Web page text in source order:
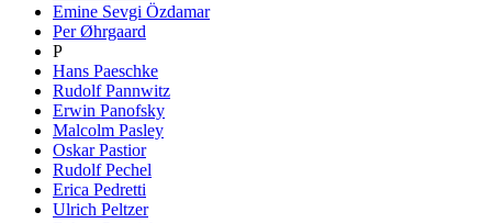
Emine Sevgi Özdamar
Per Øhrgaard
P
Hans Paeschke
Rudolf Pannwitz
Erwin Panofsky
Malcolm Pasley
Oskar Pastior
Rudolf Pechel
Erica Pedretti
Ulrich Peltzer